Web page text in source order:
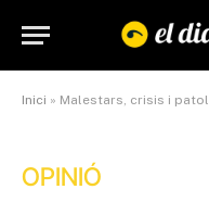
Inici » Malestars, crisis i
OPINIÓ